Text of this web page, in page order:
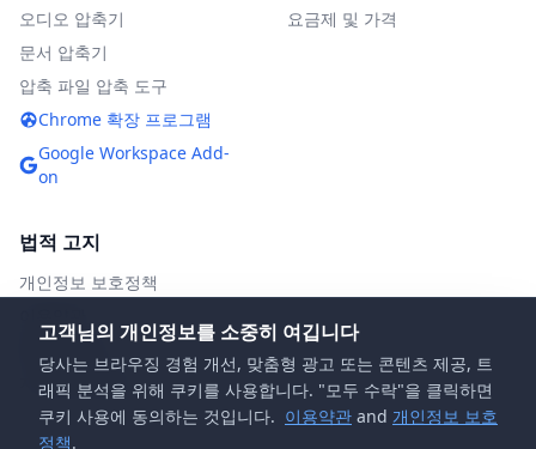
오디오 압축기
문서 압축기
압축 파일 압축 도구
Chrome 확장 프로그램
Google Workspace Add-
on
요금제 및 가격
법적 고지
개인정보 보호정책
DMCA 정책
자주 묻는 질문
고객님의 개인정보를 소중히 여깁니다
당사는 브라우징 경험 개선, 맞춤형 광고 또는 콘텐츠 제공, 트
래픽 분석을 위해 쿠키를 사용합니다. "모두 수락"을 클릭하면
쿠키 사용에 동의하는 것입니다. 이용약관 and 개인정보 보호
정책.